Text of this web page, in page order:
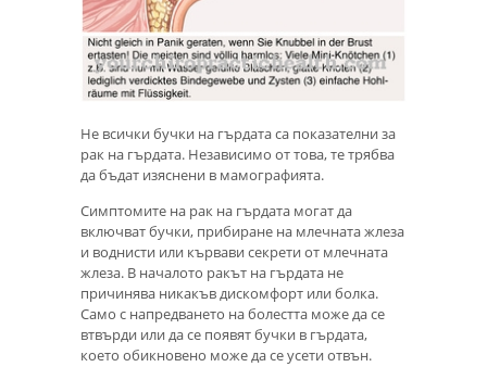
Не всички бучки на гърдата са показателни за
рак на гърдата. Независимо от това, те трябва
да бъдат изяснени в мамографията.
Симптомите на рак на гърдата могат да
включват бучки, прибиране на млечната жлеза
и воднисти или кървави секрети от млечната
жлеза. В началото ракът на гърдата не
причинява никакъв дискомфорт или болка.
Само с напредването на болестта може да се
втвърди или да се появят бучки в гърдата,
което обикновено може да се усети отвън.